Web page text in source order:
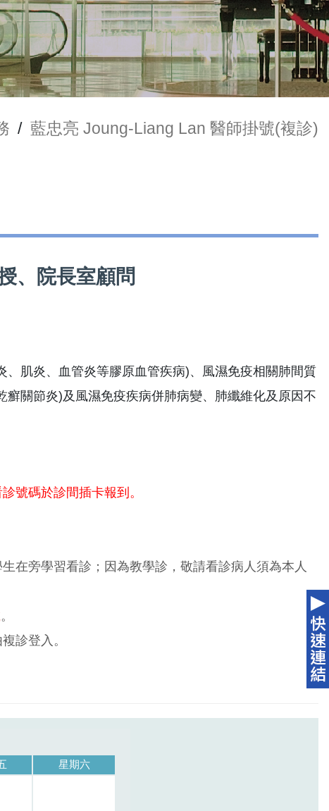
/ 藍忠亮 Joung-Liang Lan 醫師掛號(複診)
、院長室顧問
肌炎、血管炎等膠原血管疾病)、風濕免疫相關肺間質
關節炎)及風濕免疫疾病併肺病變、肺纖維化及原因不
號碼於診間插卡報到。
在旁學習看診；因為教學診，敬請看診病人須為本人
。
診登入。